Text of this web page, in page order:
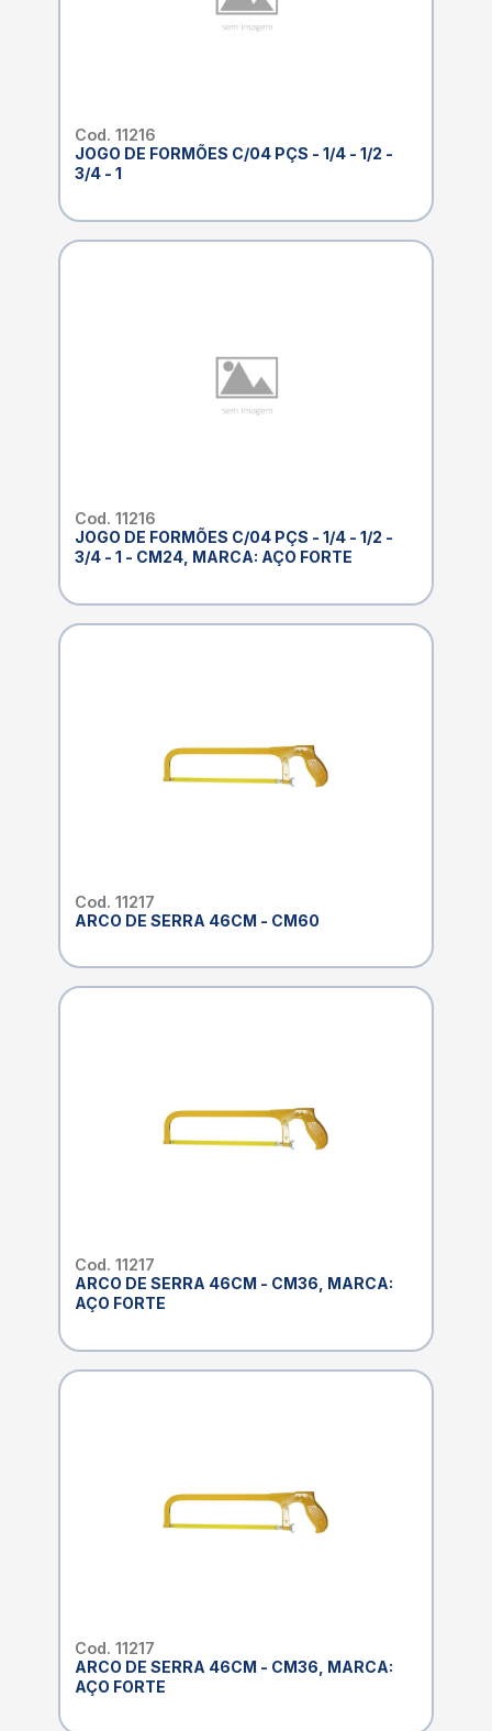
Cod. 11216
JOGO DE FORMÕES C/04 PÇS - 1/4 - 1/2 -
3/4 - 1
Cod. 11216
JOGO DE FORMÕES C/04 PÇS - 1/4 - 1/2 -
3/4 - 1 - CM24, MARCA: AÇO FORTE
Cod. 11217
ARCO DE SERRA 46CM - CM60
Cod. 11217
ARCO DE SERRA 46CM - CM36, MARCA:
AÇO FORTE
Cod. 11217
ARCO DE SERRA 46CM - CM36, MARCA:
AÇO FORTE